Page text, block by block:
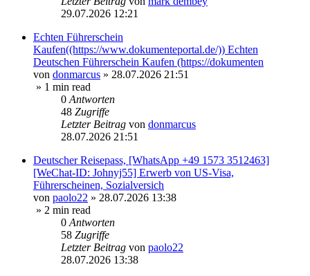
29.07.2026 12:21
Echten Führerschein
Kaufen((https://www.dokumenteportal.de/)) Echten
Deutschen Führerschein Kaufen (https://dokumenten
von donmarcus » 28.07.2026 21:51
» 1 min read
0 Antworten
48 Zugriffe
Letzter Beitrag von donmarcus
28.07.2026 21:51
Deutscher Reisepass, [WhatsApp +49 1573 3512463]
[WeChat-ID: Johnyj55] Erwerb von US-Visa,
Führerscheinen, Sozialversich
von paolo22 » 28.07.2026 13:38
» 2 min read
0 Antworten
58 Zugriffe
Letzter Beitrag von paolo22
28.07.2026 13:38